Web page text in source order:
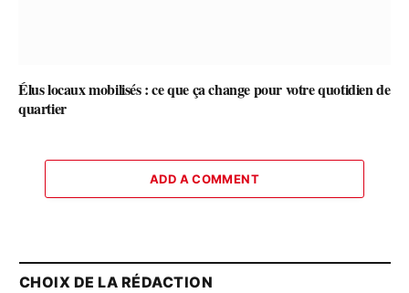
Élus locaux mobilisés : ce que ça change pour votre quotidien de
quartier
ADD A COMMENT
CHOIX DE LA RÉDACTION